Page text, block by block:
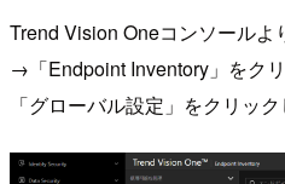
Trend Vision Oneコンソールよ
→「Endpoint Inventory」をク
「グローバル設定」をクリック